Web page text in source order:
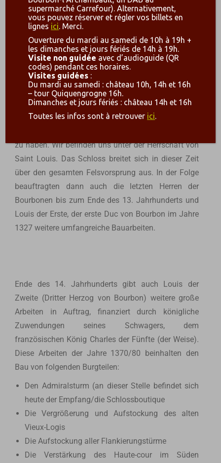
wurde ihr Herrschaftssitz und die Basis für ihre
Expansion über 4 Jahrhunderte. Von Generation zu
Generation wurde die Burg immer weiter umgebaut
von einer « romanischen » in eine « philippinische »
Anfang des 13. Jahrhunderts unter Mathilde der
Ersten und ihrem Ehemann Guy de Dampierre, einem
Verwandten von Philippe Auguste.
Ein großer Um- und Erweiterungsbau scheint unter
zu haben. Wir befinden uns unter der Herrschaft von
Saint Louis. Das Schloss breitet sich in dieser Zeit
über den gesamten Felsvorsprung aus. In der Folge
beauftragten dann auch die letzten Herren der
Bourbonen bis zum Ende des 13. Jahrhunderts und
Louis der Erste, der erste Duc von Bourbon im Jahre
1327 weitere umfangreiche Bauarbeiten.
Ende des 14. Jahrhunderts gibt auch Louis der
Zweite (Dritter Herzog von Bourbon) weitere große
Arbeiten in Auftrag, finanziert durch königliche
Zuwendungen seines Schwagers, dem
französischen König Charles der Fünfte (der Weise).
Diese Arbeiten der Jahre 1370/80 beinhalten den
Bau von folgenden Burgteilen:
Den Admiralsturm (an dieser Stelle befindet sich
heute der Empfang/die Schlossboutique
Die Vergrößerung und Aufstockung des alten
Vieux-Logis
Die Aufstockung aller Flankierungstürme
Die Verstärkung des Haute-cour im Süden
supermarché Carrefour). Alternativement,
vous pouvez réserver et régler vos billets en
lignes ici. Merci.
Ouverture du mardi au samedi de 10h à 19h +
les dimanches et jours fériés de 14h à 19h.
Visite non guidée avec d’audioguide (QR
codes) pendant ces horaires.
Visites guidées :
Du mardi au samedi : château 10h, 14h et 16h
– tour Quiquengrogne 16h.
Dimanches et jours fériés : château 14h et 16h
Toutes les infos sont à retrouver ici.